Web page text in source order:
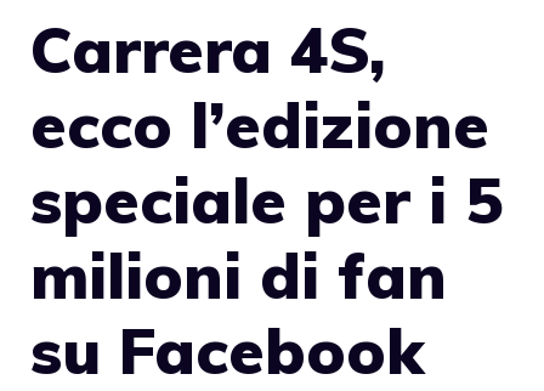
Carrera 4S,
ecco l’edizione
speciale per i 5
milioni di fan
su Facebook